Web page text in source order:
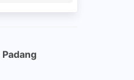
Padang